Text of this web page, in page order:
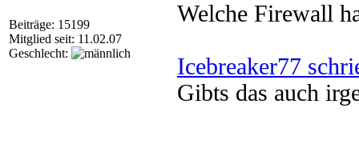
Beiträge: 15199
Mitglied seit: 11.02.07
Geschlecht:
Welche Firewall
Icebreaker77
Gibts das auch